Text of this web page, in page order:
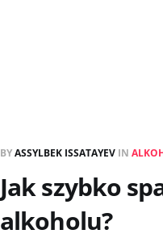
BYASSYLBEK ISSATAYEV IN
Jak szybko
alkoholu?